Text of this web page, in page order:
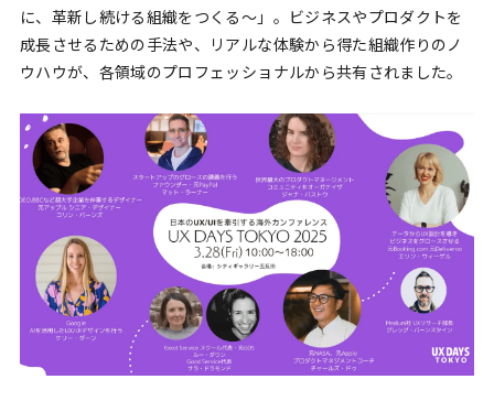
に、革新し続ける組織をつくる～」。ビジネスやプロダクトを
成長させるための手法や、リアルな体験から得た組織作りのノ
ウハウが、各領域のプロフェッショナルから共有されました。